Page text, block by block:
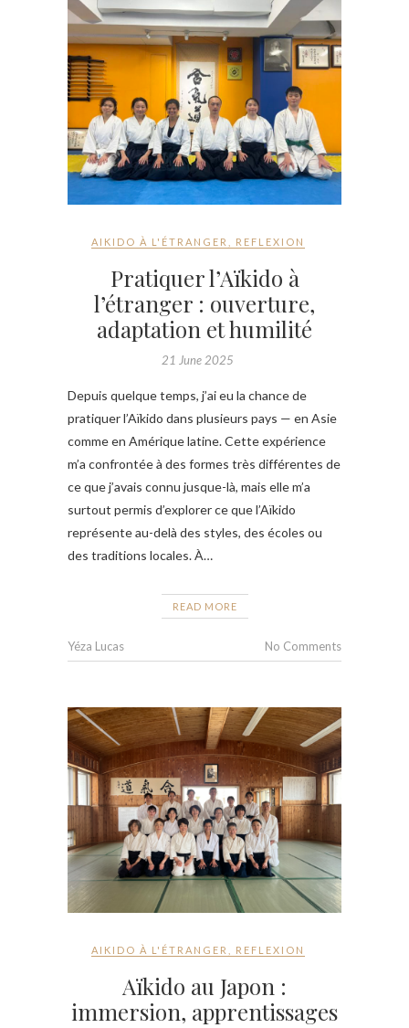
AIKIDO À L'ÉTRANGER REFLEXION
Pratiquer l’Aïkido à
l’étranger : ouverture,
adaptation et humilité
21 June 2025
Depuis quelque temps, j’ai eu la chance de
pratiquer l’Aïkido dans plusieurs pays — en Asie
comme en Amérique latine. Cette expérience
m’a confrontée à des formes très différentes de
ce que j’avais connu jusque-là, mais elle m’a
surtout permis d’explorer ce que l’Aïkido
représente au-delà des styles, des écoles ou
des traditions locales. À…
READ MORE
Yéza Lucas No Comments
AIKIDO À L'ÉTRANGER REFLEXION
Aïkido au Japon :
immersion, apprentissages